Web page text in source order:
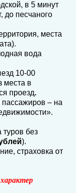
в 5 минут
до песчаного
места
вода
10-00
места в
проезд.
пассажиров – на
без
).
страховка от